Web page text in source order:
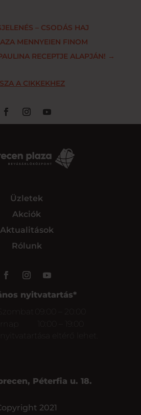
– CSODÁS HAJ
MENNYEIEN FINOM
RECEPTJE ALAPJÁN! →
A CIKKEKHEZ
Üzletek
Akciók
Aktualitások
Rólunk
nyitvatartás*
eltérő lehet.
Péterfia u. 18.
2021